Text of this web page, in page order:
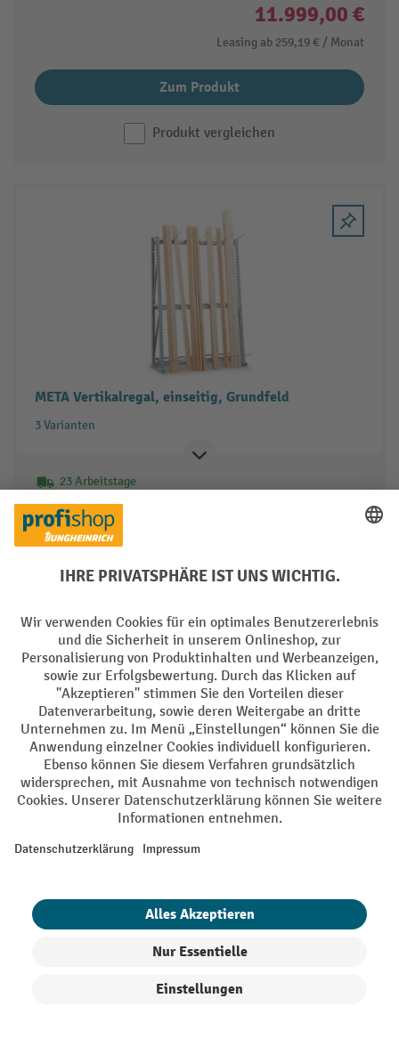
11.999,00 €
Leasing ab 259,19 € / Monat
Zum Produkt
Produkt vergleichen
META Vertikalregal, einseitig, Grundfeld
3 Varianten
23 Arbeitstage
Zum Produkt
Produkt vergleichen
1 von 2 weiter
Werkstatt finden